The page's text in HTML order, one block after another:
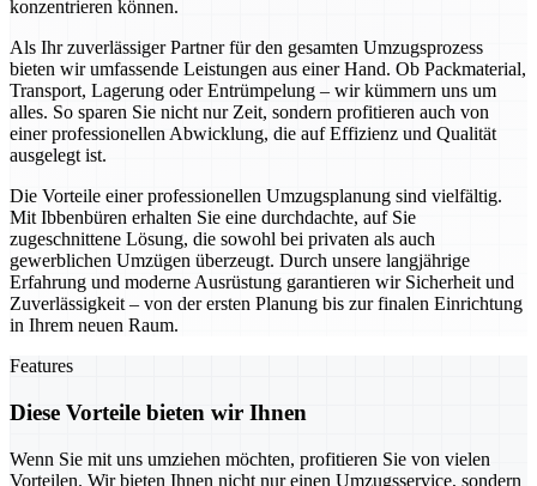
konzentrieren können.
Als Ihr zuverlässiger Partner für den gesamten Umzugsprozess
bieten wir umfassende Leistungen aus einer Hand. Ob Packmaterial,
Transport, Lagerung oder Entrümpelung – wir kümmern uns um
alles. So sparen Sie nicht nur Zeit, sondern profitieren auch von
einer professionellen Abwicklung, die auf Effizienz und Qualität
ausgelegt ist.
Die Vorteile einer professionellen Umzugsplanung sind vielfältig.
Mit Ibbenbüren erhalten Sie eine durchdachte, auf Sie
zugeschnittene Lösung, die sowohl bei privaten als auch
gewerblichen Umzügen überzeugt. Durch unsere langjährige
Erfahrung und moderne Ausrüstung garantieren wir Sicherheit und
Zuverlässigkeit – von der ersten Planung bis zur finalen Einrichtung
in Ihrem neuen Raum.
Features
Diese Vorteile bieten wir Ihnen
Wenn Sie mit uns umziehen möchten, profitieren Sie von vielen
Vorteilen. Wir bieten Ihnen nicht nur einen Umzugsservice, sondern